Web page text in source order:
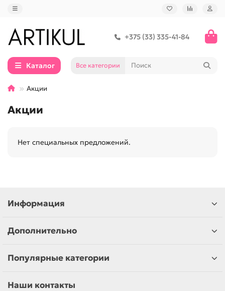
+375 (33) 335-41-84
Каталог Все категории
Акции
Акции
Нет специальных предложений.
Информация
Дополнительно
Популярные категории
Наши контакты